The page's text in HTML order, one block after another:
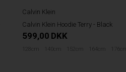
Calvin Klein
Calvin Klein Hoodie Terry - Black
599,00 DKK
128cm 140cm 152cm 164cm 176cm